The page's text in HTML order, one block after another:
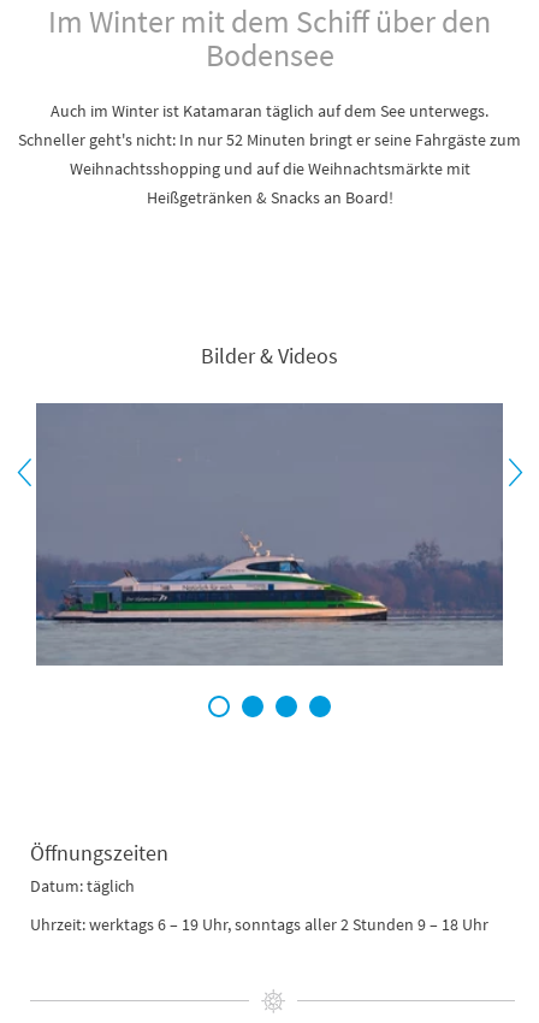
Im Winter mit dem Schiff über den
Bodensee
Auch im Winter ist Katamaran täglich auf dem See unterwegs.
Schneller geht's nicht: In nur 52 Minuten bringt er seine Fahrgäste zum
Weihnachtsshopping und auf die Weihnachtsmärkte mit
Heißgetränken & Snacks an Board!
Bilder & Videos
1 2 3 4
Öffnungszeiten
Datum: täglich
Uhrzeit: werktags 6 – 19 Uhr, sonntags aller 2 Stunden 9 – 18 Uhr